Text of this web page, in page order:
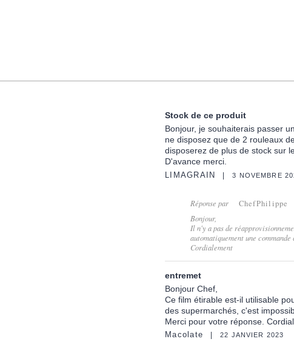
Stock de ce produit
Bonjour, je souhaiterais passer
ne disposez que de 2 rouleaux
disposerez de plus de stock sur
D'avance merci.
LIMAGRAIN 3 NOVEMBRE
Réponse par ChefPhilippe
Bonjour,
Il n'y a pas de
automatiquement une
Cordialement
entremet
Bonjour Chef,
Ce film étirable est-il utilisable
des supermarchés, c'est
Merci pour votre réponse.
Macolate 22 JANVIER 2023